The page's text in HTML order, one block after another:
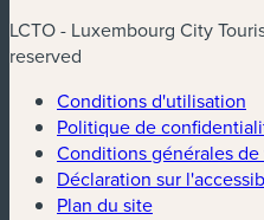
LCTO - Luxembourg City
reserved
Conditions d'utilisation
Politique de
Conditions générales
Déclaration sur
Plan du site